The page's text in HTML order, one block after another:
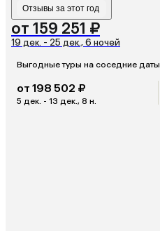
Отзывы за этот год
от 159 251 ₽
19 дек. - 25 дек., 6 ночей
Выгодные туры на соседние даты
от 198 502 ₽
5 дек. - 13 дек., 8 н.